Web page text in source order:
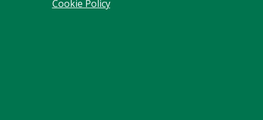
Cookie Policy